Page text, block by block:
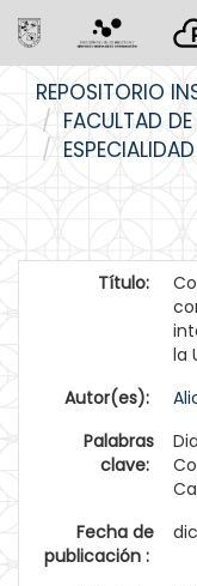
navigation
REPOSITORIO
FACULTAD
Título:
la
Autor(es):
Palabras
clave:
Fecha de
publicación :